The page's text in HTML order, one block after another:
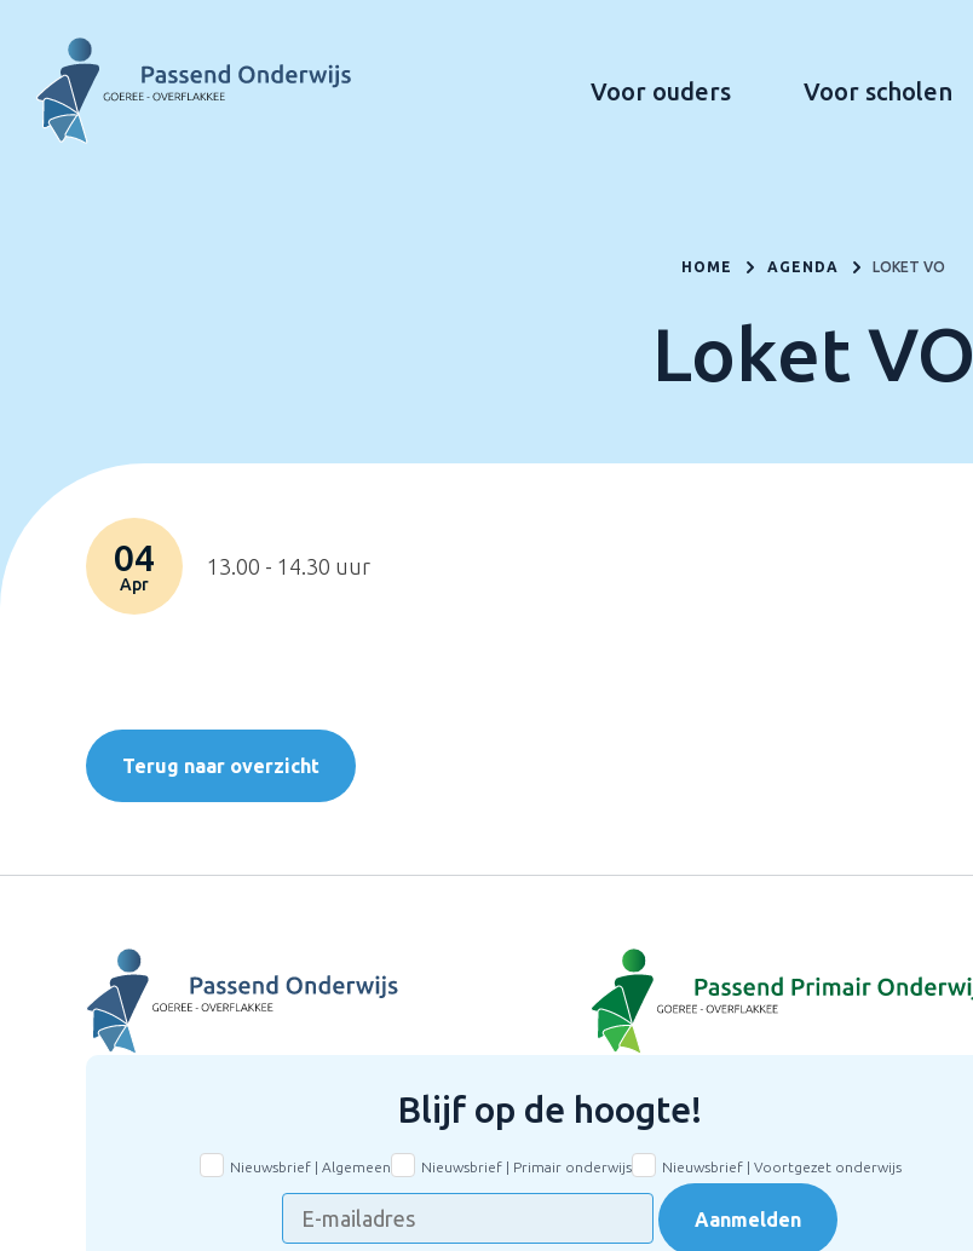
Voor ouders Voor scholen
HOME AGENDA LOKET VO
Loket VO
04
Apr
13.00 - 14.30 uur
Terug naar overzicht
Blijf op de hoogte!
Aanmelden
Nieuwsbrief | Algemeen Nieuwsbrief | Primair onderwijs Nieuwsbrief | Voortgezet onderwijs